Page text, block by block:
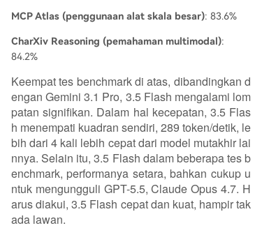
MCP Atlas (penggunaan alat skala besar): 83.6%
CharXiv Reasoning (pemahaman multimodal):
84.2%
Keempat tes benchmark di atas, dibandingkan d
engan Gemini 3.1 Pro, 3.5 Flash mengalami lom
patan signifikan. Dalam hal kecepatan, 3.5 Flas
h menempati kuadran sendiri, 289 token/detik, le
bih dari 4 kali lebih cepat dari model mutakhir lai
nnya. Selain itu, 3.5 Flash dalam beberapa tes b
enchmark, performanya setara, bahkan cukup u
ntuk mengungguli GPT-5.5, Claude Opus 4.7. H
arus diakui, 3.5 Flash cepat dan kuat, hampir tak
ada lawan.